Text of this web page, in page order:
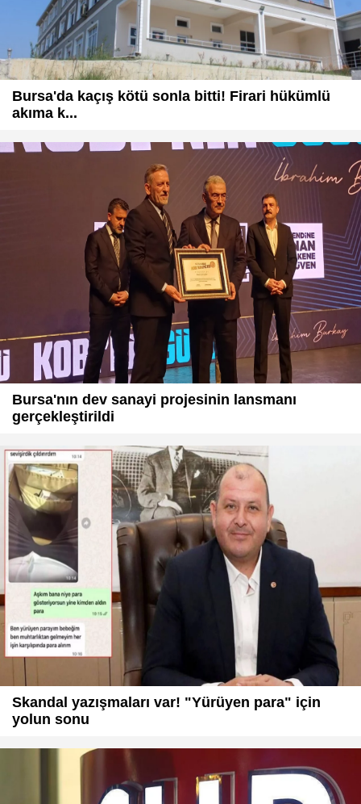
Bursa'da kaçış kötü sonla bitti! Firari hükümlü
akıma k...
Bursa'nın dev sanayi projesinin lansmanı
gerçekleştirildi
Skandal yazışmaları var! "Yürüyen para" için
yolun sonu